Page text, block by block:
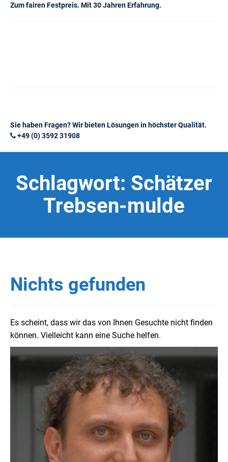
Zum fairen Festpreis. Mit 30 Jahren Erfahrung.
Sie haben Fragen? Wir bieten Lösungen in höchster Qualität.
+49 (0) 3592 31908
Schlagwort: Schätzer
Trebsen-mulde
Nichts gefunden
Es scheint, dass wir das von Ihnen Gesuchte nicht finden
können. Vielleicht kann eine Suche helfen.